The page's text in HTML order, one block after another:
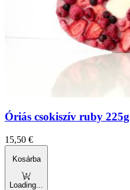
Óriás csokiszív ruby 225g
15,50 €
Kosárba
Loading...